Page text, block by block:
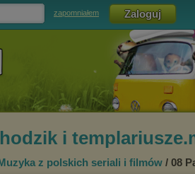
zapomniałem
i
z polskich seriali i filmów / 08